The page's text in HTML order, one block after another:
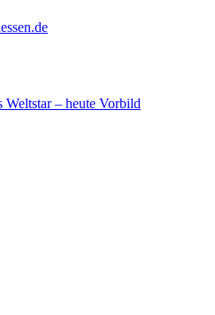
– heute Vorbild